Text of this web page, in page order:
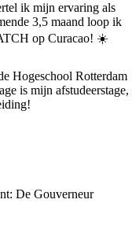
ik mijn ervaring als
3,5 maand loop ik
op Curacao! ☀️
Hogeschool Rotterdam
is mijn afstudeerstage,
De Gouverneur